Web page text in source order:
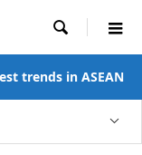

trends in ASEAN